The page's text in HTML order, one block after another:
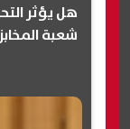
هل يؤثر
شعبة